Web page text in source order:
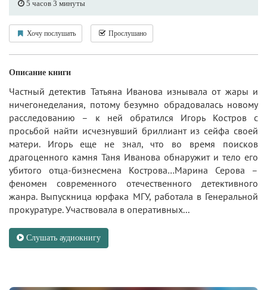
5 часов 3 минуты
Хочу послушать Прослушано
Описание книги
Частный детектив Татьяна Иванова изнывала от жары и
ничегонеделания, потому безумно обрадовалась новому
расследованию – к ней обратился Игорь Костров с
просьбой найти исчезнувший бриллиант из сейфа своей
матери. Игорь еще не знал, что во время поисков
драгоценного камня Таня Иванова обнаружит и тело его
убитого отца-бизнесмена Кострова…Марина Серова –
феномен современного отечественного детективного
жанра. Выпускница юрфака МГУ, работала в Генеральной
прокуратуре. Участвовала в оперативных...
Слушать аудиокнигу